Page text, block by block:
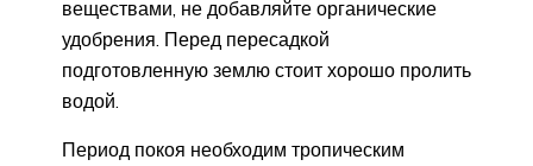
веществами, не добавляйте органические
удобрения. Перед пересадкой
подготовленную землю стоит хорошо пролить
водой.
Период покоя необходим тропическим